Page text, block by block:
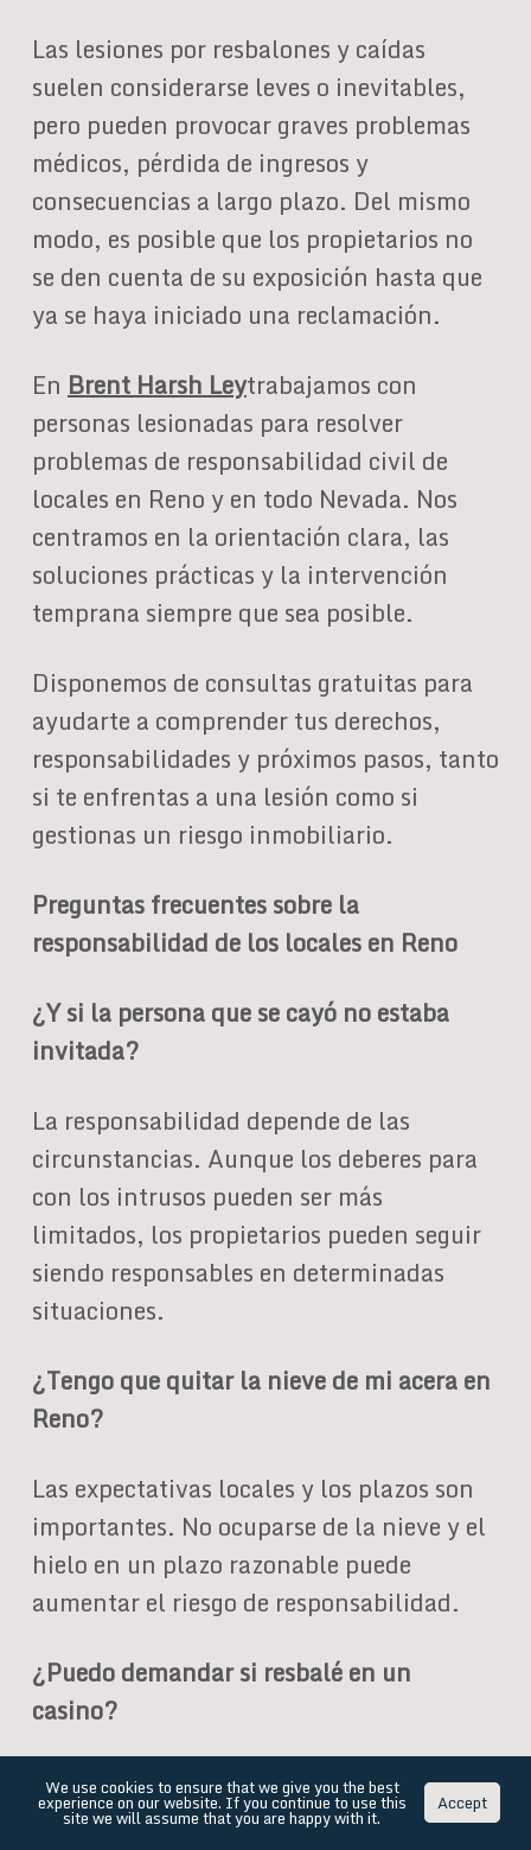
Las lesiones por resbalones y caídas
suelen considerarse leves o inevitables,
pero pueden provocar graves problemas
médicos, pérdida de ingresos y
consecuencias a largo plazo. Del mismo
modo, es posible que los propietarios no
se den cuenta de su exposición hasta que
ya se haya iniciado una reclamación.
En Brent Harsh Leytrabajamos con
personas lesionadas para resolver
problemas de responsabilidad civil de
locales en Reno y en todo Nevada. Nos
centramos en la orientación clara, las
soluciones prácticas y la intervención
temprana siempre que sea posible.
Disponemos de consultas gratuitas para
ayudarte a comprender tus derechos,
responsabilidades y próximos pasos, tanto
si te enfrentas a una lesión como si
gestionas un riesgo inmobiliario.
Preguntas frecuentes sobre la
responsabilidad de los locales en Reno
¿Y si la persona que se cayó no estaba
invitada?
La responsabilidad depende de las
circunstancias. Aunque los deberes para
con los intrusos pueden ser más
limitados, los propietarios pueden seguir
siendo responsables en determinadas
situaciones.
¿Tengo que quitar la nieve de mi acera en
Reno?
Las expectativas locales y los plazos son
importantes. No ocuparse de la nieve y el
hielo en un plazo razonable puede
aumentar el riesgo de responsabilidad.
¿Puedo demandar si resbalé en un
casino?
Sí. Los casinos tienen un elevado deber de
diligencia debido al constante tránsito de
We use cookies to ensure that we give you the best
experience on our website. If you continue to use this
site we will assume that you are happy with it.
Accept